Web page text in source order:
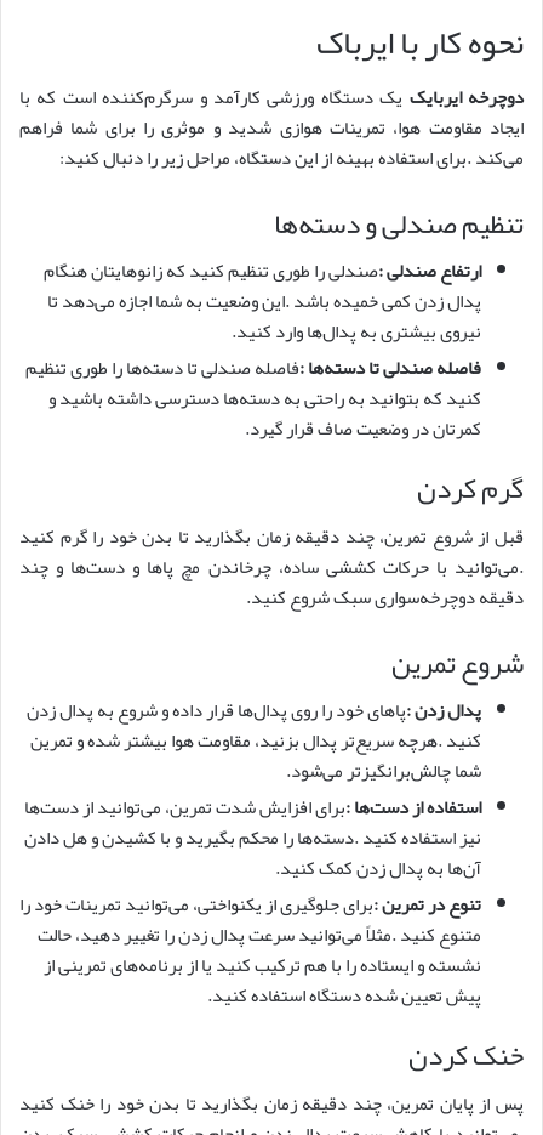
نحوه کار با ایرباک
دوچرخه ایربایک یک دستگاه ورزشی کارآمد و سرگرم‌کننده است که با
ایجاد مقاومت هوا، تمرینات هوازی شدید و موثری را برای شما فراهم
می‌کند .برای استفاده بهینه از این دستگاه، مراحل زیر را دنبال کنید:
تنظیم صندلی و دسته‌ها
ارتفاع صندلی:صندلی را طوری تنظیم کنید که زانوهایتان هنگام
پدال زدن کمی خمیده باشد .این وضعیت به شما اجازه می‌دهد تا
نیروی بیشتری به پدال‌ها وارد کنید.
فاصله صندلی تا دسته‌ها:فاصله صندلی تا دسته‌ها را طوری تنظیم
کنید که بتوانید به راحتی به دسته‌ها دسترسی داشته باشید و
کمرتان در وضعیت صاف قرار گیرد.
گرم کردن
قبل از شروع تمرین، چند دقیقه زمان بگذارید تا بدن خود را گرم کنید
.می‌توانید با حرکات کششی ساده، چرخاندن مچ پاها و دست‌ها و چند
دقیقه دوچرخه‌سواری سبک شروع کنید.
شروع تمرین
پدال زدن:پاهای خود را روی پدال‌ها قرار داده و شروع به پدال زدن
کنید .هرچه سریع‌تر پدال بزنید، مقاومت هوا بیشتر شده و تمرین
شما چالش‌برانگیزتر می‌شود.
استفاده از دست‌ها:برای افزایش شدت تمرین، می‌توانید از دست‌ها
نیز استفاده کنید .دسته‌ها را محکم بگیرید و با کشیدن و هل دادن
آن‌ها به پدال زدن کمک کنید.
تنوع در تمرین:برای جلوگیری از یکنواختی، می‌توانید تمرینات خود را
متنوع کنید .مثلاً می‌توانید سرعت پدال زدن را تغییر دهید، حالت
نشسته و ایستاده را با هم ترکیب کنید یا از برنامه‌های تمرینی از
پیش تعیین شده دستگاه استفاده کنید.
خنک کردن
پس از پایان تمرین، چند دقیقه زمان بگذارید تا بدن خود را خنک کنید